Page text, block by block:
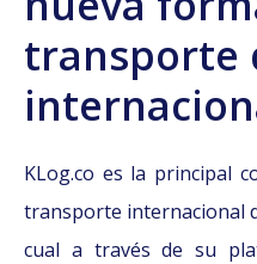
transporte
KLog.co es la principal
transporte internacional
cual a través de su